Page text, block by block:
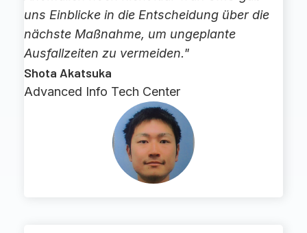
uns Einblicke in die Entscheidung über die
nächste Maßnahme, um ungeplante
Ausfallzeiten zu vermeiden."
Shota Akatsuka
Advanced Info Tech Center